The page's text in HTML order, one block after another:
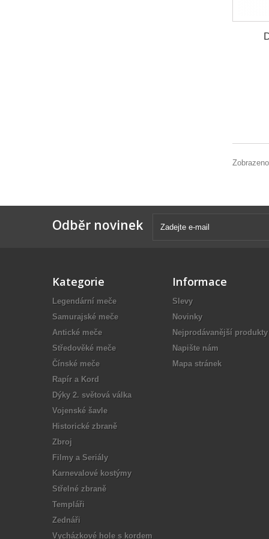
Odběr novinek
Kategorie
Legendární meče
Samurajské meče
Antické meče
Středověké meče
Čínské meče
Rapír a Kord
Dýky 2. světová válka
Vojenské šavle
Historické zbraně
Zbroj
Filmy a Seriály
Karnevalové kostýmy
Střelné zbraně
Templáři
Zednáři
Vycházkové hole s kordem
Informace
Slevy
Novinky
Nejprodávanější produkty
Napište nám
Mapa stránek